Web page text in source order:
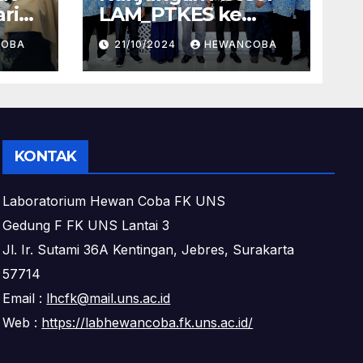
LAM_PTKES ke
Laboratorium
Hewan Coba Dalam
Rangka Asesmen
Prodi Magister Ilmu
21/10/2024 HEWANCOBA
KONTAK
Laboratorium Hewan Coba FK UNS
Gedung F FK UNS Lantai 3
Jl. Ir. Sutami 36A Kentingan, Jebres, Surakarta
57714
Email : lhcfk@mail.uns.ac.id
Web : https://labhewancoba.fk.uns.ac.id/